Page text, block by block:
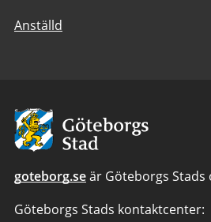
Anställd
Avsändare:
Göteborgs
Stad
goteborg.seär Göteborgs
Göteborgs Stads kontaktcenter: